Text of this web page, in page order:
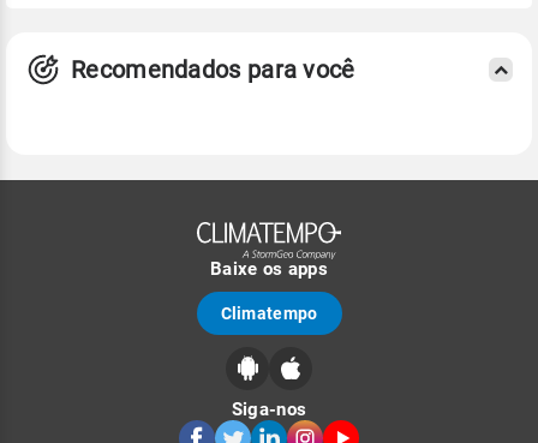
Recomendados para você
Baixe os apps
Climatempo
Siga-nos